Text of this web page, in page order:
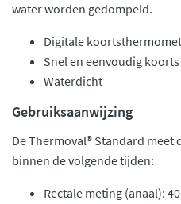
water worden gedompeld.
Digitale
Snel en eenvoudig
Waterdicht
Gebruiksaanwijzing
De Thermoval® Standard
binnen de volgende tijden:
Rectale meting (anaal):